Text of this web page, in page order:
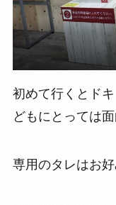
初めて行くとド
どもにとっては
専用のタレはお